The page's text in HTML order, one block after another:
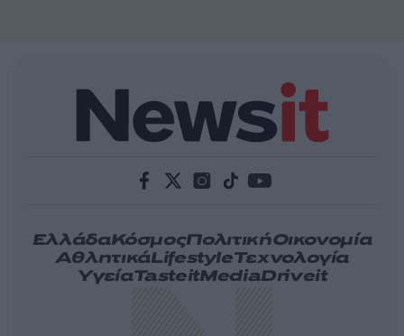
ΕλλάδαΚόσμοςΠολιτικήΟικονομία
ΑθλητικάLifestyleΤεχνολογία
ΥγείαTasteitMediaDriveit